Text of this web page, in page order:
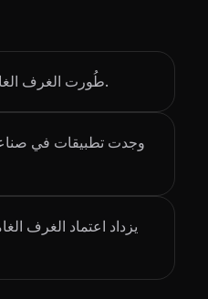
طُورت الغرف الغامرة في البداية لأغراض الألعاب.
وجدت تطبيقات في
يزداد اعتماد الغرف